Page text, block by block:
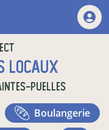
locaux
Puelles
boulangerie